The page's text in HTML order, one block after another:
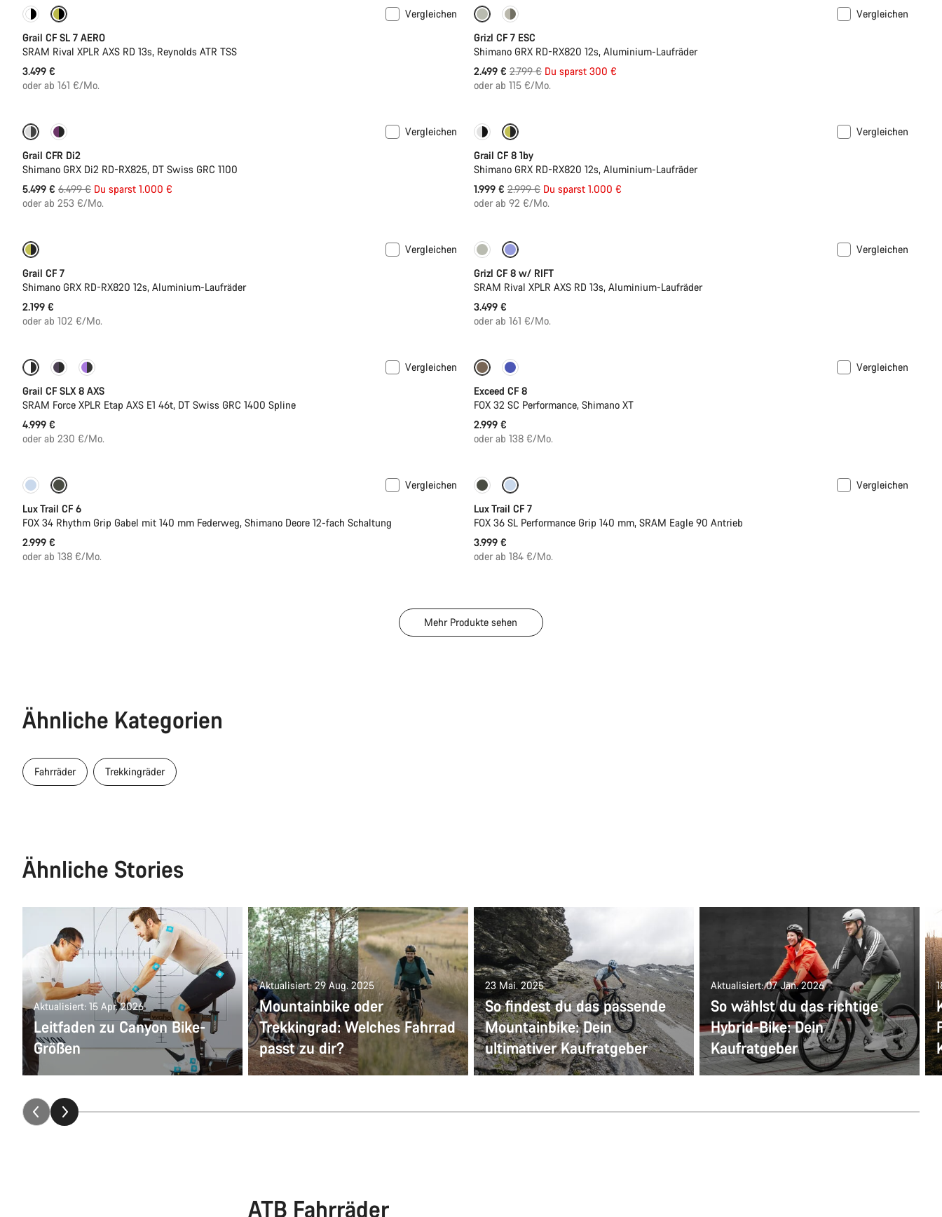
Neue Verfügbarkeiten
Vergleichen
Grail CF SL 7 AERO
SRAM Rival XPLR AXS RD 13s, Reynolds ATR TSS
3.499 €
oder ab 161 €/Mo.
-11%
Vergleichen
Grizl CF 7 ESC
Shimano GRX RD-RX820 12s, Aluminium-Laufräder
2.499 € Ursprungspreis
2.799 € Du sparst 300 €
oder ab 115 €/Mo.
-15%
Vergleichen
Grail CFR Di2
Shimano GRX Di2 RD-RX825, DT Swiss GRC 1100
5.499 € Ursprungspreis
6.499 € Du sparst 1.000 €
oder ab 253 €/Mo.
Nur verfügbar in XL | 2XL
Vergleichen
Grail CF 8 1by
Shimano GRX RD-RX820 12s, Aluminium-Laufräder
1.999 € Ursprungspreis
2.999 € Du sparst 1.000 €
oder ab 92 €/Mo.
Vergleichen
Grail CF 7
Shimano GRX RD-RX820 12s, Aluminium-Laufräder
2.199 €
oder ab 102 €/Mo.
Nur verfügbar in XL | 2XL
Vergleichen
Grizl CF 8 w/ RIFT
SRAM Rival XPLR AXS RD 13s, Aluminium-Laufräder
3.499 €
oder ab 161 €/Mo.
Nur verfügbar in 2XL
Vergleichen
Grail CF SLX 8 AXS
SRAM Force XPLR Etap AXS E1 46t, DT Swiss GRC 1400 Spline
4.999 €
oder ab 230 €/Mo.
Neu
Vergleichen
Exceed CF 8
FOX 32 SC Performance, Shimano XT
2.999 €
oder ab 138 €/Mo.
Neu
Vergleichen
Lux Trail CF 6
FOX 34 Rhythm Grip Gabel mit 140 mm Federweg, Shimano Deore 12-fach Schaltung
2.999 €
oder ab 138 €/Mo.
Neu
Vergleichen
Lux Trail CF 7
FOX 36 SL Performance Grip 140 mm, SRAM Eagle 90 Antrieb
3.999 €
oder ab 184 €/Mo.
Mehr Produkte sehen
Ähnliche Kategorien
Fahrräder Trekkingräder
Ähnliche Stories
Aktualisiert: 15 Apr. 2026
Leitfaden zu Canyon Bike-
Größen
Aktualisiert: 29 Aug. 2025
Mountainbike oder
Trekkingrad: Welches Fahrrad
passt zu dir?
23 Mai. 2025
So findest du das passende
Mountainbike: Dein
ultimativer Kaufratgeber
Aktualisiert: 07 Jän. 2026
So wählst du das richtige
Hybrid-Bike: Dein
Kaufratgeber
ATB Fahrräder